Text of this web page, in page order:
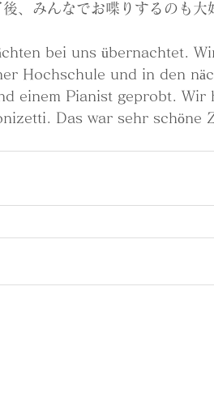
、みんなでお喋りするのも大
bei uns übernachtet.
Hochschule und in den
einem Pianist geprobt. Wir
Das war sehr schöne